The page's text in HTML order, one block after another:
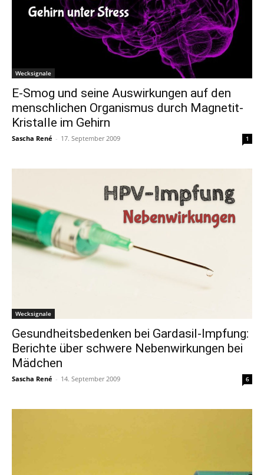
Wecksignale
E-Smog und seine Auswirkungen auf den
menschlichen Organismus durch Magnetit-
Kristalle im Gehirn
Sascha René - 17. September 2009 1
Wecksignale
Gesundheitsbedenken bei Gardasil-Impfung:
Berichte über schwere Nebenwirkungen bei
Mädchen
Sascha René - 14. September 2009 6